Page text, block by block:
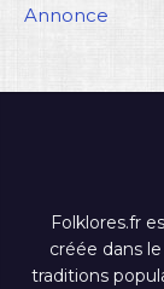
Annonce
Folklores.fr
créée dans
traditions